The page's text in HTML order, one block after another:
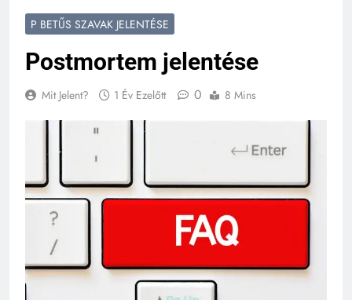
P BETŰS SZAVAK JELENTÉSE
Postmortem jelentése
Mit Jelent? 1 Év Ezelőtt 0 8 Mins